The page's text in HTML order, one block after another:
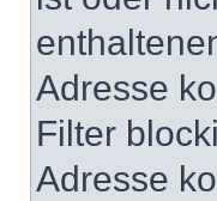
Adresse
Filter
Adresse